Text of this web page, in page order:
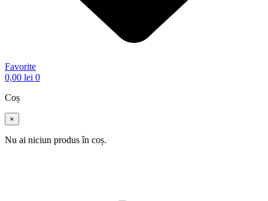
Favorite
0,00 lei 0
Coș
×
Nu ai niciun produs în coș.